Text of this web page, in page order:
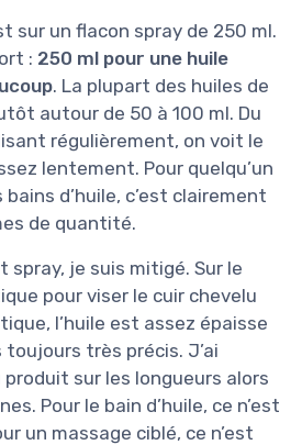
sur un flacon spray de 250 ml.
: 250 ml pour une huile
. La plupart des huiles de
autour de 50 à 100 ml. Du
régulièrement, on voit le
lentement. Pour quelqu’un
d’huile, c’est clairement
de quantité.
spray, je suis mitigé. Sur le
pour viser le cuir chevelu
l’huile est assez épaisse
toujours très précis. J’ai
sur les longueurs alors
Pour le bain d’huile, ce n’est
un massage ciblé, ce n’est